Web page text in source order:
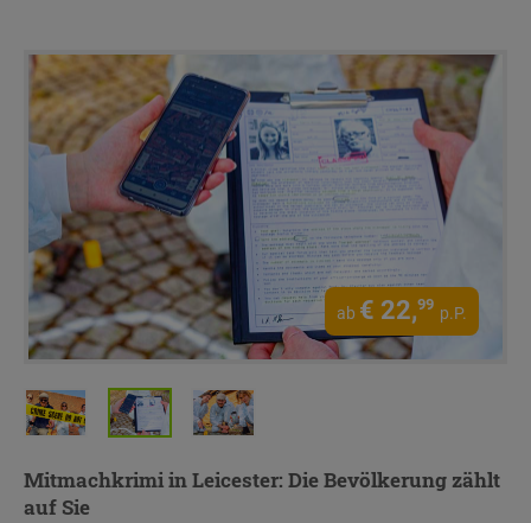
ab € 22,99 p.P.
Mitmachkrimi in Leicester: Die Bevölkerung zählt
auf Sie